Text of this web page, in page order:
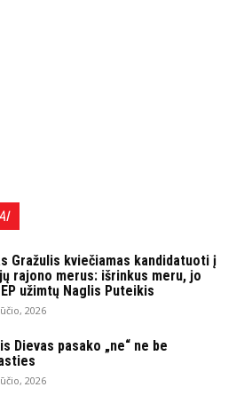
Gražulis kviečiamas kandidatuoti į
rajono merus: išrinkus meru, jo
užimtų Naglis Puteikis
2026
Dievas pasako „ne“ ne be
2026